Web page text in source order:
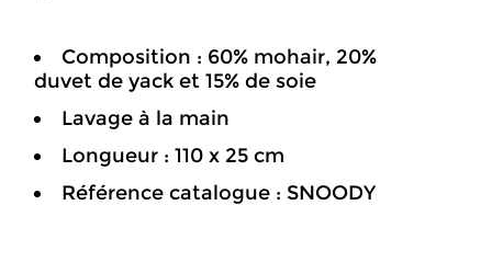
Composition : 60% mohair, 20%
duvet de yack et 15% de soie
Lavage à la main
Longueur : 110 x 25 cm
Référence catalogue : SNOODY